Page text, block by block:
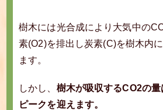
樹木には光合成により大気中の
素(O2)を排出し炭素(C)を樹木内
ます。
しかし、 樹木が吸収するCO2の
ピークを迎えます。